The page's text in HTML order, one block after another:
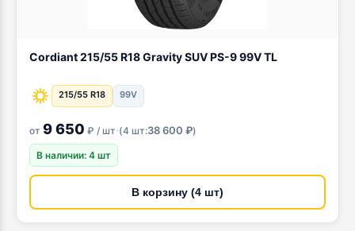
Cordiant 215/55 R18 Gravity SUV PS-9 99V TL
215/55 R18 99V
от 9 650 ₽ / шт·(4 шт:38 600 ₽)
В наличии: 4 шт
В корзину (4 шт)